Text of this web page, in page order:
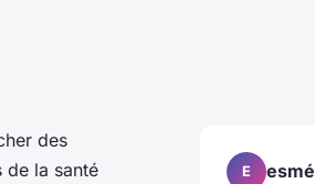
des
de la santé
E